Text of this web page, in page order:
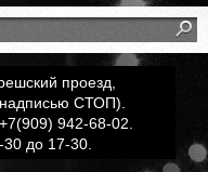
проезд,
СТОП).
942-68-02.
до 17-30.